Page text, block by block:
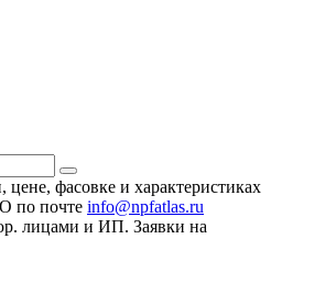
фасовке и характеристиках
по почте info@npfatlas.ru
лицами и ИП. Заявки на